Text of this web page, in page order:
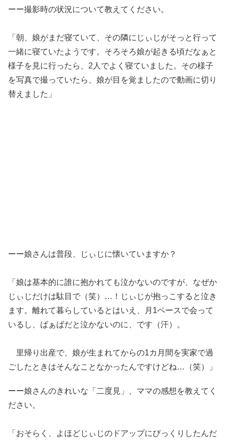
ーー撮影時の状況について教えてください。
「朝、娘がまだ寝ていて、その隣にじぃじがそっと行って
一緒に寝ていたようです。そろそろ娘が起きる頃だなぁと
様子を見に行ったら、2人でよく寝ていました。その様子
を写真で撮っていたら、娘が目を覚ましたので動画に切り
替えました」
ーー娘さんは普段、じぃじに懐いていますか？
「娘は基本的に誰に抱かれても泣かないのですが、なぜか
じぃじだけは駄目で（笑）…！じぃじが抱っこすると泣き
ます。離れて暮らしているとはいえ、月1ペースで会って
いるし、ばぁばだと泣かないのに、です（汗）。
里帰り出産で、娘が生まれてからの1カ月間を実家で過
ごしたときはそんなことなかったんですけどね…（笑）」
ーー娘さんのきれいな「二度見」、ママの感想を教えてく
ださい。
「おそらく、よほどじぃじのドアップにびっくりしたんだ